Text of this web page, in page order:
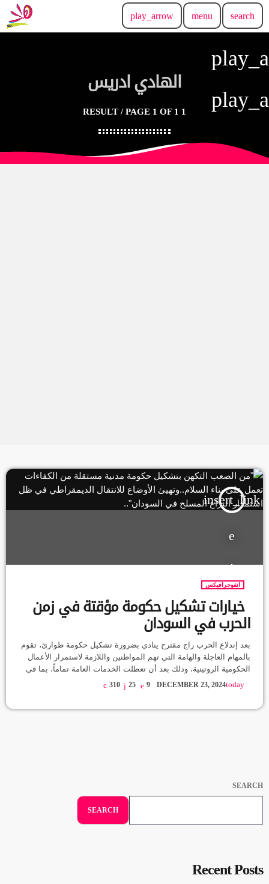
search
menu
play_arrow
الهادي ادريس
1 RESULT / PAGE 1 OF 1
insert_link
انفوجرافيكس
خيارات تشكيل حكومة مؤقتة في زمن
الحرب في السودان
بعد إندلاع الحرب راج مقترح ينادي بضرورة تشكيل حكومة طوارئ، تقوم
بالمهام العاجلة والهامة التي تهم المواطنين واللازمة لاستمرار الأعمال
الحكومية الروتينية، وذلك بعد أن تعطلت الخدمات العامة تماماً، بما في
ذلك خدمة الأمن والسلامة والصحة والتعليم والمصارف وأغلقت الأسواق،
وانقطعت حركة النقل والاتصالات، كما توقفت التجارة المحلية وتعطلت
today
DECEMBER 23, 2024
310 25 9
SEARCH
SEARCH
Recent Posts